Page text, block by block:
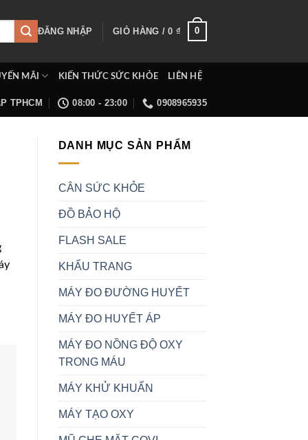
ĐĂNG NHẬP GIỎ HÀNG /0 ₫ 0
MÃI KIẾN THỨC SỨC KHỎE LIÊN HỆ
TPHCM 08:00 - 23:00 0908965935
DANH MỤC SẢN PHẨM
CÂN SỨC KHỎE
ĐỒ BẢO HỘ
FLASH SALE
KHẨU TRANG
MÁY ĐO ĐƯỜNG HUYẾT
MÁY ĐO HUYẾT ÁP
MÁY ĐO NỒNG ĐỘ OXY
TRONG MÁU
MÁY KHỬ KHUẨN
MÁY TẠO OXY